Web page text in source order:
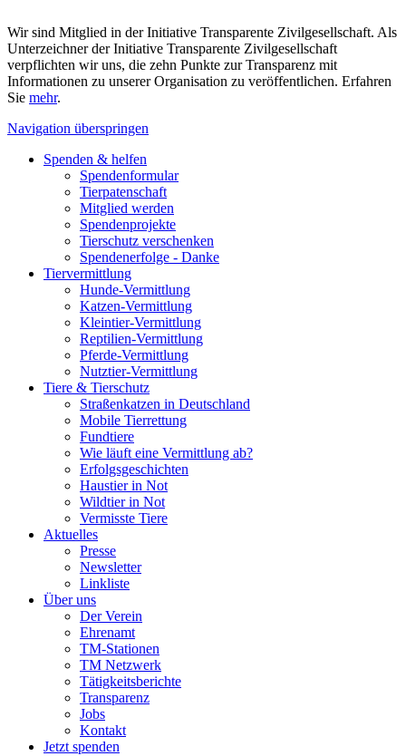
Wir sind Mitglied in der Initiative Transparente Zivilgesellschaft. Als
Unterzeichner der Initiative Transparente Zivilgesellschaft
verpflichten wir uns, die zehn Punkte zur Transparenz mit
Informationen zu unserer Organisation zu veröffentlichen. Erfahren
Sie mehr.
Navigation überspringen
Spenden & helfen
Spendenformular
Tierpatenschaft
Mitglied werden
Spendenprojekte
Tierschutz verschenken
Spendenerfolge - Danke
Tiervermittlung
Hunde-Vermittlung
Katzen-Vermittlung
Kleintier-Vermittlung
Reptilien-Vermittlung
Pferde-Vermittlung
Nutztier-Vermittlung
Tiere & Tierschutz
Straßenkatzen in Deutschland
Mobile Tierrettung
Fundtiere
Wie läuft eine Vermittlung ab?
Erfolgsgeschichten
Haustier in Not
Wildtier in Not
Vermisste Tiere
Aktuelles
Presse
Newsletter
Linkliste
Über uns
Der Verein
Ehrenamt
TM-Stationen
TM Netzwerk
Tätigkeitsberichte
Transparenz
Jobs
Kontakt
Jetzt spenden